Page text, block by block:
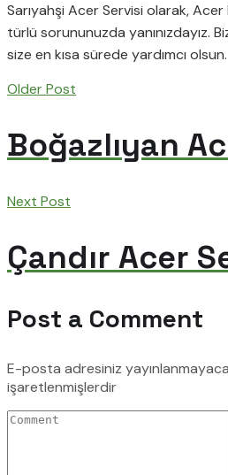
Sarıyahşi Acer Servisi olarak, Acer
türlü sorununuzda yanınızdayız.
size en kısa sürede yardımcı olsun.
Older Post
Boğazlıyan
Next Post
Çandır Acer
Post a Comment
E-posta adresiniz
işaretlenmişlerdir